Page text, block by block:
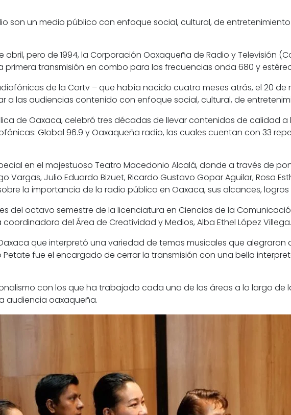
son un medio público con enfoque social, cultural, de
abril, pero de 1994, la Corporación Oaxaqueña de Radio y Televisión
primera transmisión en combo para las frecuencias onda 680 y
de la Cortv – que había nacido cuatro meses atrás, el 20 de
a las audiencias contenido con enfoque social, cultural, de
de Oaxaca, celebró tres décadas de llevar contenidos de calidad
Global 96.9 y Oaxaqueña radio, las cuales cuentan con 33
en el majestuoso Teatro Macedonio Alcalá, donde a través de
Vargas, Julio Eduardo Bizuet, Ricardo Gustavo Gopar Aguilar, Rosa
la importancia de la radio pública en Oaxaca, sus alcances, logros
del octavo semestre de la licenciatura en Ciencias de la
del Área de Creatividad y Medios, Alba Ethel López Villega.
que interpretó una variedad de temas musicales que alegraron
Petate fue el encargado de cerrar la transmisión con una bella
con los que ha trabajado cada una de las áreas a lo largo de
audiencia oaxaqueña.